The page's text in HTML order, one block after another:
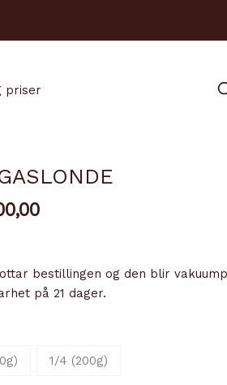
priser
Prisområde:
kr 600,00
bestillingen og den blir
på 21 dager.
1/4 (200g)